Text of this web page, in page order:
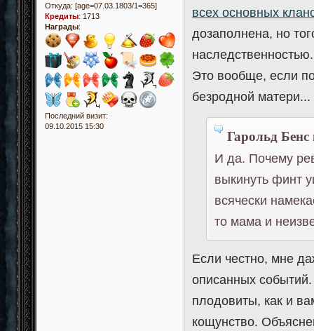
Откуда: [age=07.03.1803/1=365]
Кредиты: 1713
Награды:
Последний визит:
09.10.2015 15:30
всех основных
дозаполнена, но
наследственностью.
Это вообще, если
безродной матери...
Гарольд
И да. Почему
выкинуть финт
всячески
то мама и
Если честно, мне
описанных
плодовиты, как и
кощунство.